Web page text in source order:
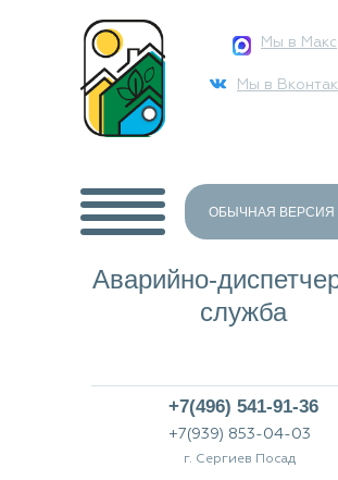
Мы в
Мы в Макс
Аварийно-
служба
+7(496) 541-91-36
г. Сергиев Посад
+7(939) 853-04-03
ОБЫЧНАЯ ВЕРСИЯ